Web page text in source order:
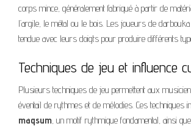
corps mince, généralement fabriqué à partir de
l’argile, le métal ou le bois. Les joueurs de
tendue avec leurs doigts pour produire différents
Techniques de jeu et influence
Plusieurs techniques de jeu permettent aux
éventail de rythmes et de mélodies. Ces techniques
maqsum, un motif rythmique fondamental, ainsi